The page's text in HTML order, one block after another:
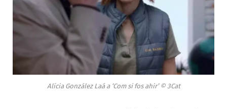
Alícia González Laá a ‘Com si fos ahir’ © 3Cat